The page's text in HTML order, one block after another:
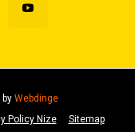
Policy Nize Sitemap
Webdinge